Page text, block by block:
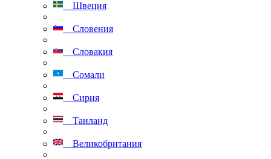
Швеция
Словения
Словакия
Сомали
Сирия
Таиланд
Великобритания